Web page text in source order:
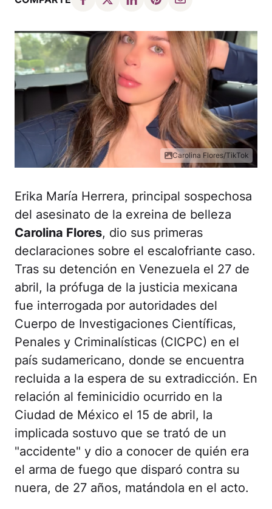
Carolina Flores/TikTok
Erika María Herrera, principal sospechosa
del asesinato de la exreina de belleza
Carolina Flores, dio sus primeras
declaraciones sobre el escalofriante caso.
Tras su detención en Venezuela el 27 de
abril, la prófuga de la justicia mexicana
fue interrogada por autoridades del
Cuerpo de Investigaciones Científicas,
Penales y Criminalísticas (CICPC) en el
país sudamericano, donde se encuentra
recluida a la espera de su extradicción. En
relación al feminicidio ocurrido en la
Ciudad de México el 15 de abril, la
implicada sostuvo que se trató de un
"accidente" y dio a conocer de quién era
el arma de fuego que disparó contra su
nuera, de 27 años, matándola en el acto.